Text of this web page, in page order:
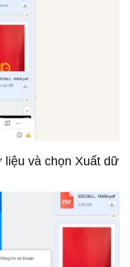
liệu và chọn Xuất dữ